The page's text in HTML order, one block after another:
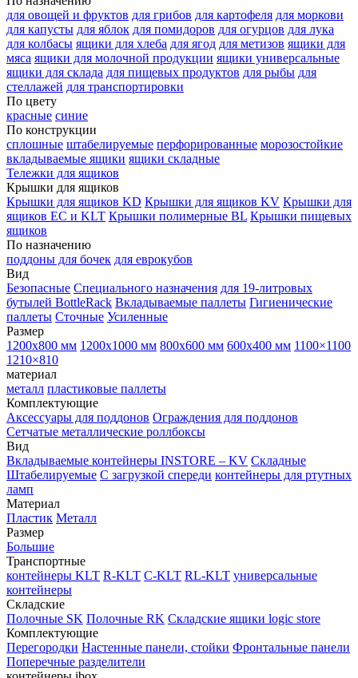
для овощей и фруктов для грибов для картофеля для моркови
для капусты для яблок для помидоров для огурцов для лука
для колбасы ящики для хлеба для ягод для метизов ящики для
мяса ящики для молочной продукции ящики универсальные
ящики для склада для пищевых продуктов для рыбы для
стеллажей для транспортировки
По цвету
красные синие
По конструкции
сплошные штабелируемые перфорированные морозостойкие
вкладываемые ящики ящики складные
Тележки для ящиков
Крышки для ящиков
Крышки для ящиков KD Крышки для ящиков KV Крышки для
ящиков EC и KLT Крышки полимерные BL Крышки пищевых
ящиков
По назначению
поддоны для бочек для еврокубов
Вид
Безопасные Специального назначения для 19-литровых
бутылей BottleRack Вкладываемые паллеты Гигиенические
паллеты Сточные Усиленные
Размер
1200х800 мм 1200х1000 мм 800х600 мм 600х400 мм 1100×1100
1210×810
материал
металл пластиковые паллеты
Комплектующие
Аксессуары для поддонов Ограждения для поддонов
Сетчатые металлические роллбоксы
Вид
Вкладываемые контейнеры INSTORE – KV Складные
Штабелируемые С загрузкой спереди контейнеры для ртутных
ламп
Материал
Пластик Металл
Размер
Большие
Транспортные
контейнеры KLT R-KLT C-KLT RL-KLT универсальные
контейнеры
Складские
Полочные SK Полочные RK Складские ящики logic store
Комплектующие
Перегородки Настенные панели, стойки Фронтальные панели
Поперечные разделители